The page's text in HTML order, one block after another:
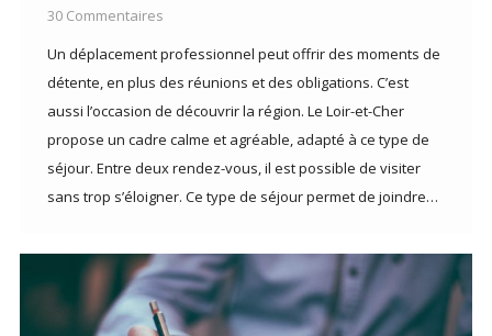
30 Commentaires
Un déplacement professionnel peut offrir des moments de
détente, en plus des réunions et des obligations. C’est
aussi l’occasion de découvrir la région. Le Loir-et-Cher
propose un cadre calme et agréable, adapté à ce type de
séjour. Entre deux rendez-vous, il est possible de visiter
sans trop s’éloigner. Ce type de séjour permet de joindre…